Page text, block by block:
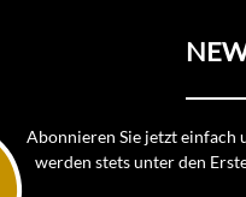
Abonnieren Sie jetzt einfach
werden stets unter den